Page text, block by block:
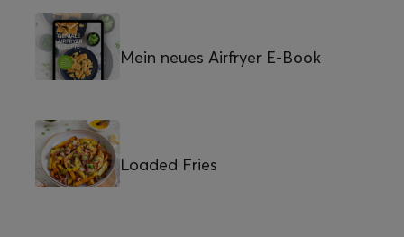
Mein neues Airfryer E-Book
Loaded Fries